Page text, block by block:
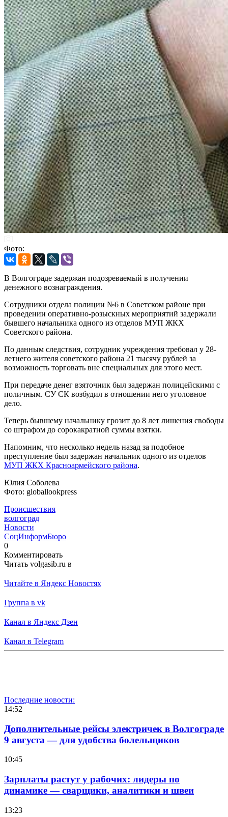
Фото:
В Волгограде задержан подозреваемый в получении
денежного вознаграждения.
Сотрудники отдела полиции №6 в Советском районе при
проведении оперативно-розыскных мероприятий задержали
бывшего начальника одного из отделов МУП ЖКХ
Советского района.
По данным следствия, сотрудник учреждения требовал у 28-
летнего жителя советского района 21 тысячу рублей за
возможность торговать вне специальных для этого мест.
При передаче денег взяточник был задержан полицейскими с
поличным. СУ СК возбудил в отношении него уголовное
дело.
Теперь бывшему начальнику грозит до 8 лет лишения свободы
со штрафом до сорокакратной суммы взятки.
Напомним, что несколько недель назад за подобное
преступление был задержан начальник одного из отделов
МУП ЖКХ Красноармейского района.
Юлия Соболева
Фото: globallookpress
Происшествия
волгоград
Новости
СоцИнформБюро
0
Комментировать
Читать volgasib.ru в
Читайте в Яндекс Новостях
Группа в vk
Канал в Яндекс Дзен
Канал в Telegram
Последние новости:
14:52
Дополнительные рейсы электричек в Волгограде
9 августа — для удобства болельщиков
10:45
Зарплаты растут у рабочих: лидеры по
динамике — сварщики, аналитики и швеи
13:23